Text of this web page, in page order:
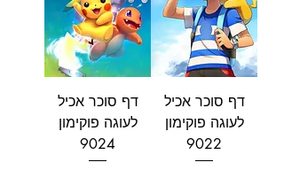
דף סוכר אכיל
לעוגה פוקימון
9022
דף סוכר אכיל
לעוגה פוקימון
9024